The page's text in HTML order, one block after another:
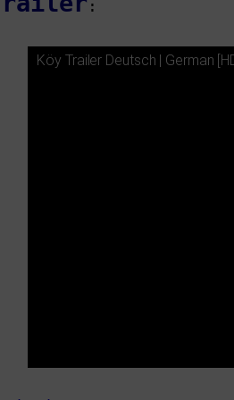
:
Köy Trailer Deutsch | German [